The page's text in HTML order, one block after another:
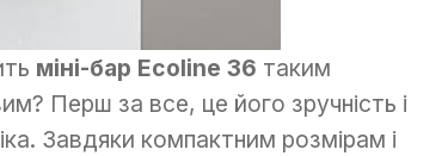
міні-бар Ecoline 36 таким
Перш за все, це його зручність і
Завдяки компактним розмірам і